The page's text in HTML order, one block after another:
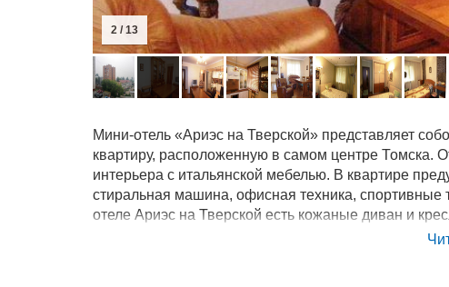
2 / 13
Мини-отель «Ариэс на Тверской» представляет
квартиру, расположенную в самом центре Томска.
интерьера с итальянской мебелью. В квартире
стиральная машина, офисная техника,
отеле Ариэс на Тверской есть кожаные диван и
купе, сервировочные и туалетные столики,